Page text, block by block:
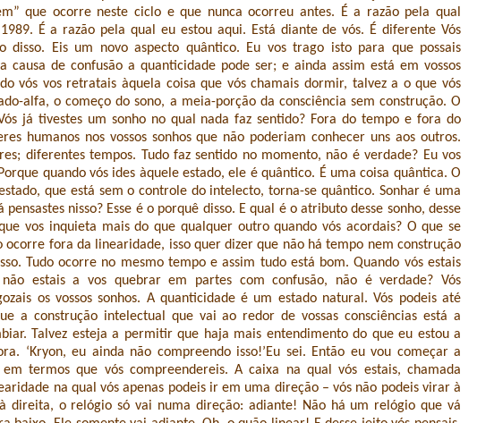
que ocorre neste ciclo e que nunca ocorreu antes. É a razão pela qual
É a razão pela qual eu estou aqui. Está diante de vós. É diferente Vós
disso. Eis um novo aspecto quântico. Eu vos trago isto para que possais
causa de confusão a quanticidade pode ser; e ainda assim está em vossos
vós vos retratais àquela coisa que vós chamais dormir, talvez a o que vós
alfa, o começo do sono, a meia-porção da consciência sem construção. O
já tivestes um sonho no qual nada faz sentido? Fora do tempo e fora do
humanos nos vossos sonhos que não poderiam conhecer uns aos outros.
diferentes tempos. Tudo faz sentido no momento, não é verdade? Eu vos
quando vós ides àquele estado, ele é quântico. É uma coisa quântica. O
que está sem o controle do intelecto, torna-se quântico. Sonhar é uma
pensastes nisso? Esse é o porquê disso. E qual é o atributo desse sonho, desse
vos inquieta mais do que qualquer outro quando vós acordais? O que se
ocorre fora da linearidade, isso quer dizer que não há tempo nem construção
Tudo ocorre no mesmo tempo e assim tudo está bom. Quando vós estais
estais a vos quebrar em partes com confusão, não é verdade? Vós
os vossos sonhos. A quanticidade é um estado natural. Vós podeis até
a construção intelectual que vai ao redor de vossas consciências está a
Talvez esteja a permitir que haja mais entendimento do que eu estou a
‘Kryon, eu ainda não compreendo isso!’Eu sei. Então eu vou começar a
termos que vós compreendereis. A caixa na qual vós estais, chamada
na qual vós apenas podeis ir em uma direção – vós não podeis virar à
direita, o relógio só vai numa direção: adiante! Não há um relógio que vá